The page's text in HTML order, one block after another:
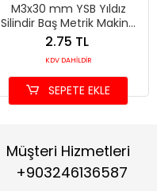
M3x30 mm YSB Yıldız
Silindir Baş Metrik Makine
Vidası DIN 7985
2.75 TL
KDV DAHİLDİR
SEPETE EKLE
Müşteri Hizmetleri
+903246136587